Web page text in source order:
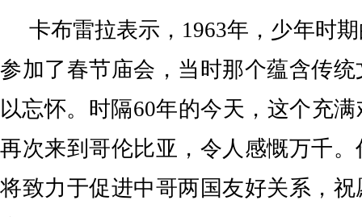
卡布雷拉表示，1963年，少年时
参加了春节庙会，当时那个蕴含传
以忘怀。时隔60年的今天，这个充
再次来到哥伦比亚，令人感慨万千
将致力于促进中哥两国友好关系，